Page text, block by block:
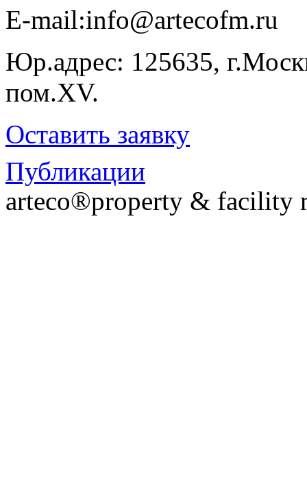
E-​mail:info@artecofm.ru
Юр.адрес: 125635,
пом.XV.
Оставить заявку
Публикации
arteco®property & facility